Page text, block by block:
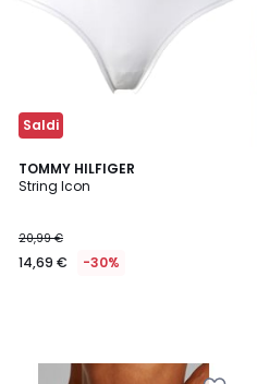
Saldi
TOMMY HILFIGER
String Icon
20,99 €
14,69 € -30%